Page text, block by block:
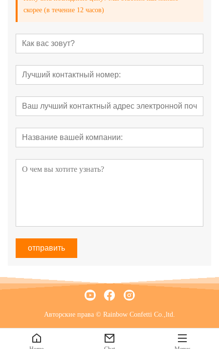
скорее (в течение 12 часов)
отправить
Авторские права © Rainbow Confetti Co.,ltd.